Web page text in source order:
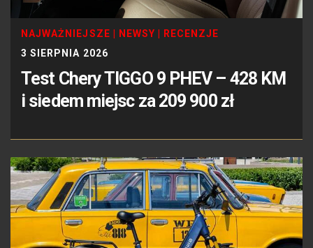
NAJWAŻNIEJSZE NEWSY
RECENZJE
3 SIERPNIA 2026
Test Chery TIGGO 9 PHEV – 428 KM
i siedem miejsc za 209 900 zł